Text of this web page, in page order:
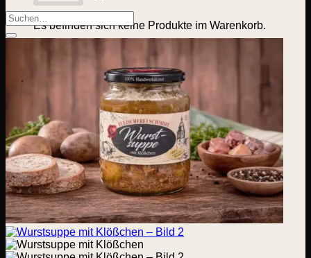
Es befinden sich keine Produkte im Warenkorb.
Suchen
nach: